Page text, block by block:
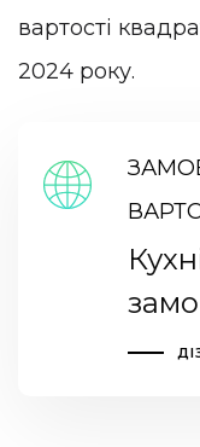
вартості
2024 року.